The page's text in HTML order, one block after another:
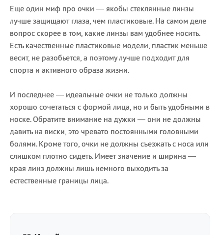
Еще один миф про очки — якобы стеклянные линзы
лучше защищают глаза, чем пластиковые. На самом деле
вопрос скорее в том, какие линзы вам удобнее носить.
Есть качественные пластиковые модели, пластик меньше
весит, не разобьется, а поэтому лучше подходит для
спорта и активного образа жизни.
И последнее — идеальные очки не только должны
хорошо сочетаться с формой лица, но и быть удобными в
носке. Обратите внимание на дужки — они не должны
давить на виски, это чревато постоянными головными
болями. Кроме того, очки не должны съезжать с носа или
слишком плотно сидеть. Имеет значение и ширина —
края линз должны лишь немного выходить за
естественные границы лица.